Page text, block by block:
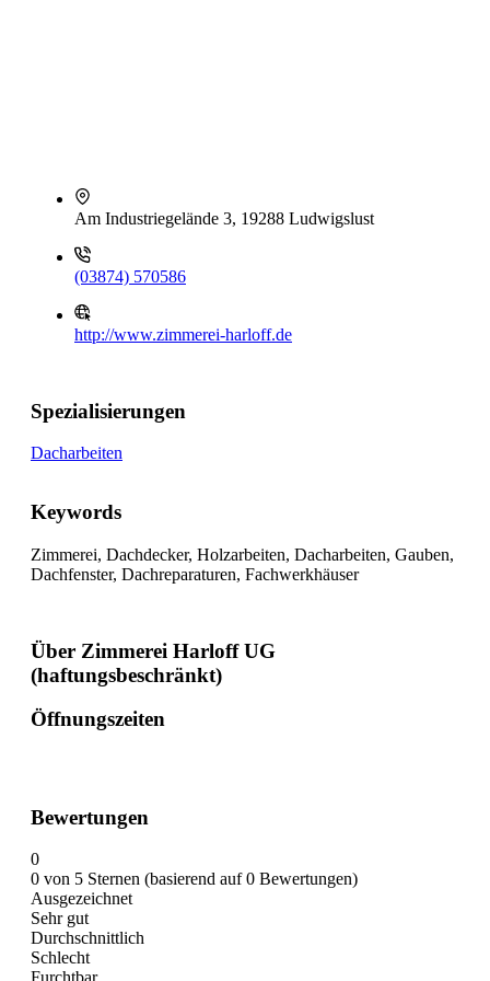
Am Industriegelände 3, 19288 Ludwigslust
(03874) 570586
http://www.zimmerei-harloff.de
Spezialisierungen
Dacharbeiten
Keywords
Zimmerei, Dachdecker, Holzarbeiten, Dacharbeiten, Gauben,
Dachfenster, Dachreparaturen, Fachwerkhäuser
Über Zimmerei Harloff UG
(haftungsbeschränkt)
Öffnungszeiten
Bewertungen
0
0 von 5 Sternen (basierend auf 0 Bewertungen)
Ausgezeichnet
Sehr gut
Durchschnittlich
Schlecht